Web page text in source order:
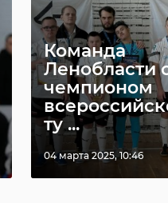
Команда
Ленобласти
чемпионом
ту ...
04 марта 2025, 10:46